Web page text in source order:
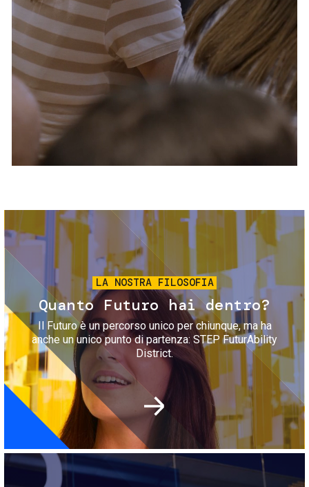
Servizi e accessibilità
Contatti
FAQ
Biglietti
Immagine
LA NOSTRA FILOSOFIA
Quanto Futuro hai dentro?
Il Futuro è un percorso unico per chiunque, ma ha
anche un unico punto di partenza: STEP FuturAbility
District.
Immagine